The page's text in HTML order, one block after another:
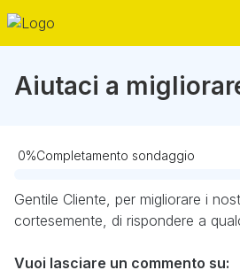
Aiutaci a
0%Completamento sondaggio
Gentile Cliente, per migliorare i
cortesemente, di rispondere a
Vuoi lasciare un commento su:
Obbligatorio